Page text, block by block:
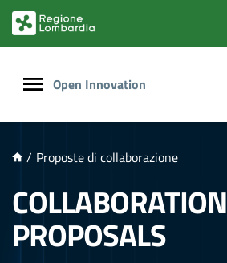
PRINCIPALE
Open Innovation
/ Proposte di collaborazione
COLLABORATION
PROPOSALS